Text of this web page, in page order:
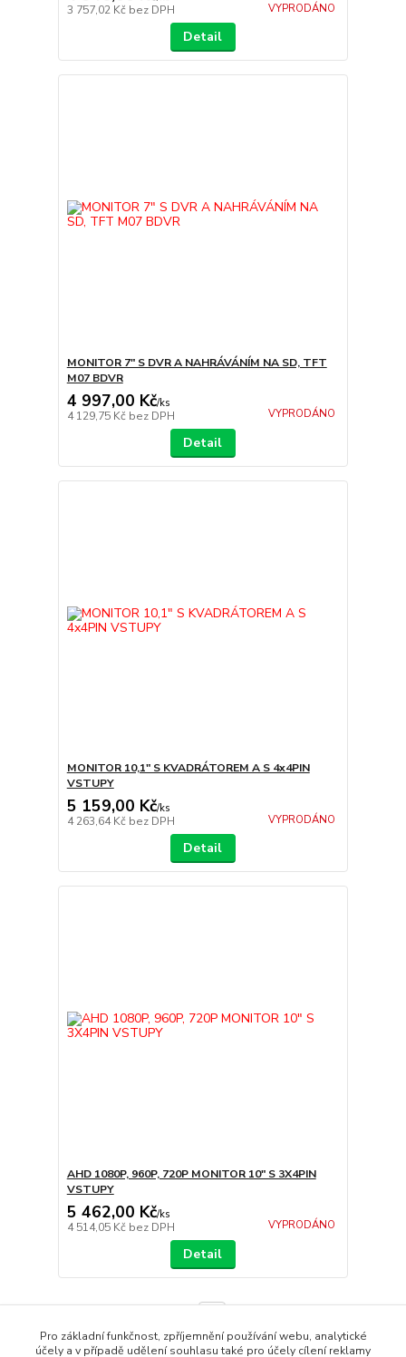
3 757,02 Kč bez DPH VYPRODÁNO
Detail
MONITOR 7" S DVR A NAHRÁVÁNÍM NA SD, TFT
M07 BDVR
4 997,00 Kč/ks
4 129,75 Kč bez DPH VYPRODÁNO
Detail
MONITOR 10,1" S KVADRÁTOREM A S 4x4PIN
VSTUPY
5 159,00 Kč/ks
4 263,64 Kč bez DPH VYPRODÁNO
Detail
AHD 1080P, 960P, 720P MONITOR 10" S 3X4PIN
VSTUPY
5 462,00 Kč/ks
4 514,05 Kč bez DPH VYPRODÁNO
Detail
Pro základní funkčnost, zpříjemnění používání webu, analytické
účely a v případě udělení souhlasu také pro účely cílení reklamy